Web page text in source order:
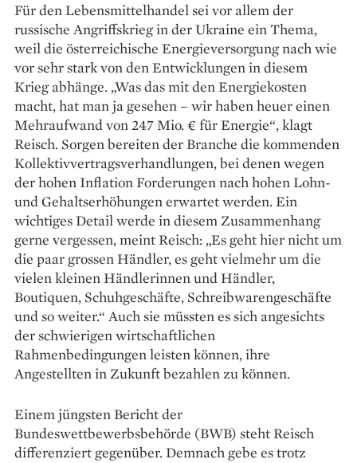
Für den Lebensmittelhandel sei vor allem der
russische Angriffskrieg in der Ukraine ein Thema,
weil die ­österreichische Energie­versorgung nach wie
vor sehr stark von den Entwicklungen in diesem
Krieg abhänge. „Was das mit den Energiekosten
macht, hat man ja gesehen – wir haben heuer einen
Mehr­aufwand von 247 Mio. € für Energie“, klagt
Reisch. Sorgen be­reiten der Branche die kommenden
Kollektivvertragsverhandlungen, bei denen wegen
der hohen Infla­tion Forderungen nach hohen Lohn-
und Gehaltserhöhungen erwartet werden. Ein
wichtiges Detail werde in diesem Zusammenhang
gerne vergessen, meint Reisch: „Es geht hier nicht um
die paar grossen Händler, es geht vielmehr um die
vielen kleinen Händlerinnen und Händler,
Boutiquen, Schuh­geschäfte, Schreib­warengeschäfte
und so weiter.“ Auch sie müssten es sich angesichts
der schwierigen wirtschaftlichen
Rahmenbedingungen leisten können, ihre
Angestellten in Zukunft bezahlen zu können.
Einem jüngsten Bericht der
Bundeswettbewerbsbehörde (BWB) steht Reisch
differenziert gegenüber. Demnach gebe es trotz